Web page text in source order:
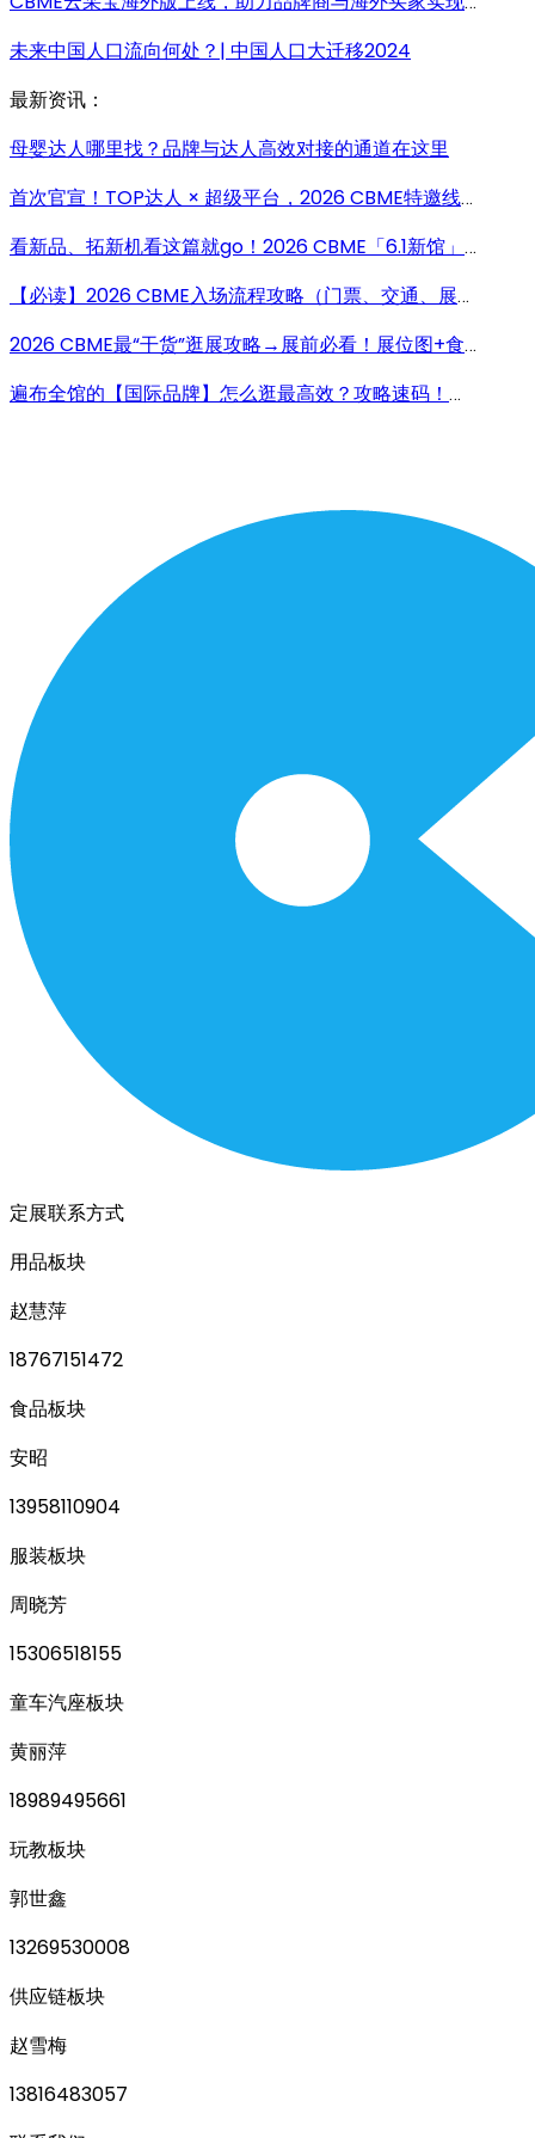
未来中国人口流向何处？| 中国人口大迁移2024
最新资讯：
母婴达人哪里找？品牌与达人高效对接的通道在这里
首次官宣！TOP达人 × 超级平台，2026 CBME特邀线上达人名单来了！谁将引爆母婴流量场？
看新品、拓新机看这篇就go！2026 CBME「6.1新馆」逛展全攻略！
【必读】2026 CBME入场流程攻略（门票、交通、展位图…）展前必看！
2026 CBME最“干货”逛展攻略→展前必看！展位图+食住行 +打卡福利…一文掌握！
遍布全馆的【国际品牌】怎么逛最高效？攻略速码！入场+展商名单+爆品…少走1万步！
定展联系方式
用品板块
赵慧萍
18767151472
食品板块
安昭
13958110904
服装板块
周晓芳
15306518155
童车汽座板块
黄丽萍
18989495661
玩教板块
郭世鑫
13269530008
供应链板块
赵雪梅
13816483057